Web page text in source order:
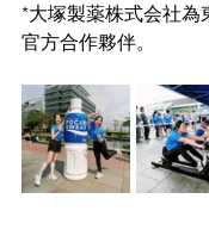
*大塚製薬株式会社為
官方合作夥伴。